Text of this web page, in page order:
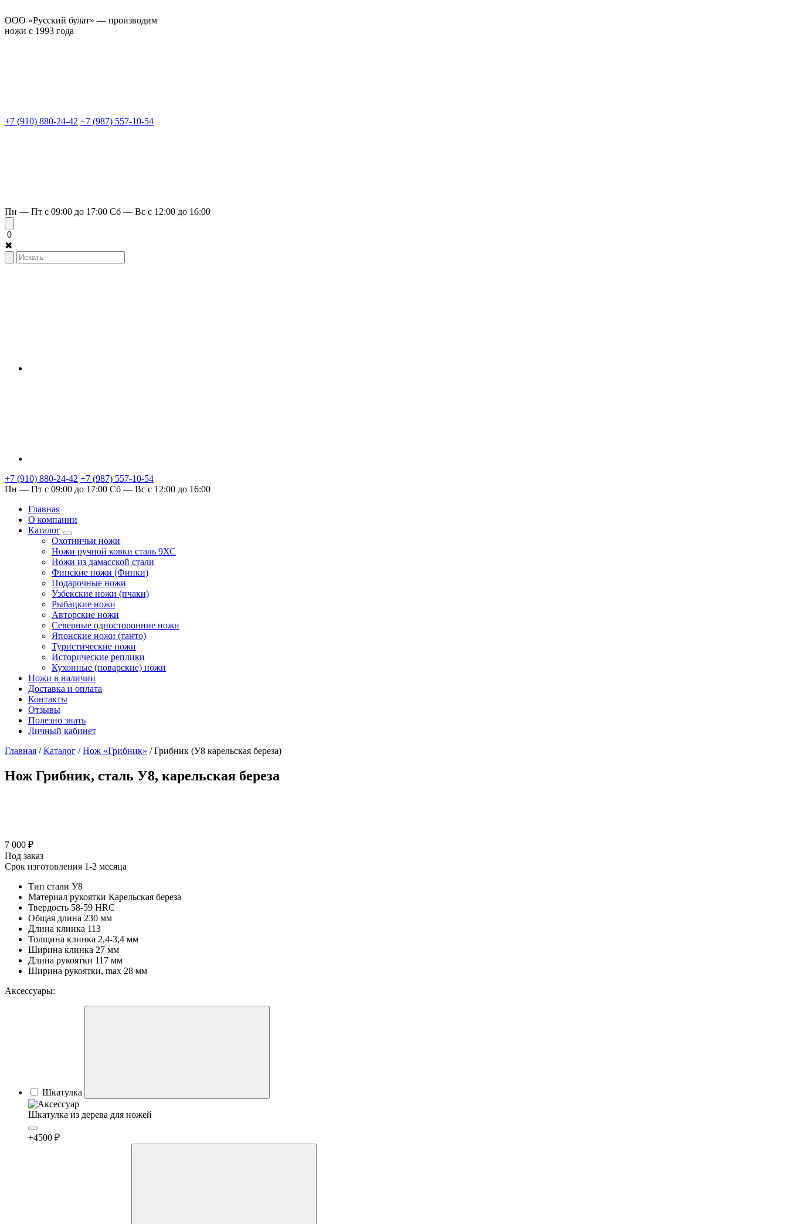
ООО «Русский булат» — производим
ножи с 1993 года
+7 (910) 880-24-42 +7 (987) 557-10-54
Пн — Пт с 09:00 до 17:00 Сб — Вс с 12:00 до 16:00
0
✖
+7 (910) 880-24-42 +7 (987) 557-10-54
Пн — Пт с 09:00 до 17:00 Сб — Вс с 12:00 до 16:00
Главная
О компании
Каталог
Охотничьи ножи
Ножи ручной ковки сталь 9ХС
Ножи из дамасской стали
Финские ножи (Финки)
Подарочные ножи
Узбекские ножи (пчаки)
Рыбацкие ножи
Авторские ножи
Северные односторонние ножи
Японские ножи (танто)
Туристические ножи
Исторические реплики
Кухонные (поварские) ножи
Ножи в наличии
Доставка и оплата
Контакты
Отзывы
Полезно знать
Личный кабинет
Главная /Каталог /Нож «Грибник» /Грибник (У8 карельская береза)
Нож Грибник, сталь У8, карельская береза
7 000 ₽
Под заказ
Срок изготовления 1-2 месяца
Тип стали У8
Материал рукоятки Карельская береза
Твердость 58-59 HRC
Общая длина 230 мм
Длина клинка 113
Толщина клинка 2,4-3,4 мм
Ширина клинка 27 мм
Длина рукоятки 117 мм
Ширина рукоятки, max 28 мм
Аксессуары:
Шкатулка
Шкатулка из дерева для ножей
+4500 ₽